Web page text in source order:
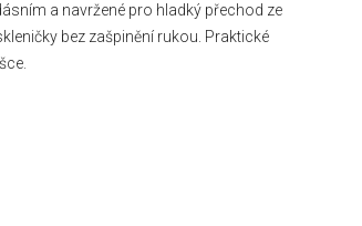
a navržené pro hladký přechod ze
bez zašpinění rukou. Praktické